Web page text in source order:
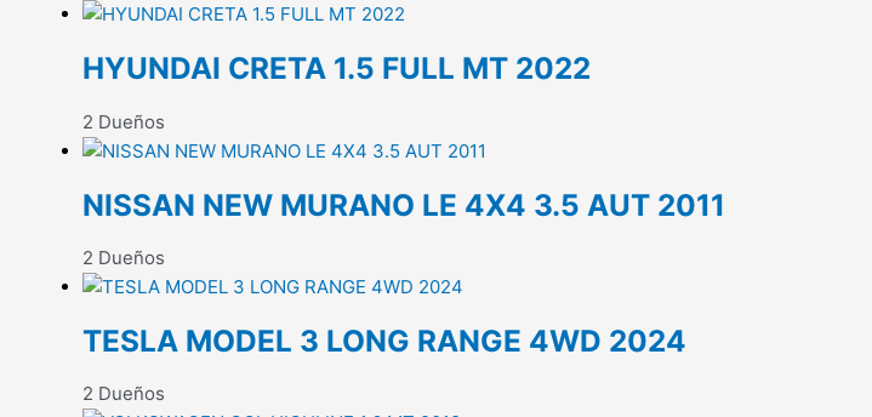
HYUNDAI CRETA 1.5 FULL MT 2022
2 Dueños
NISSAN NEW MURANO LE 4X4 3.5 AUT 2011
2 Dueños
TESLA MODEL 3 LONG RANGE 4WD 2024
2 Dueños